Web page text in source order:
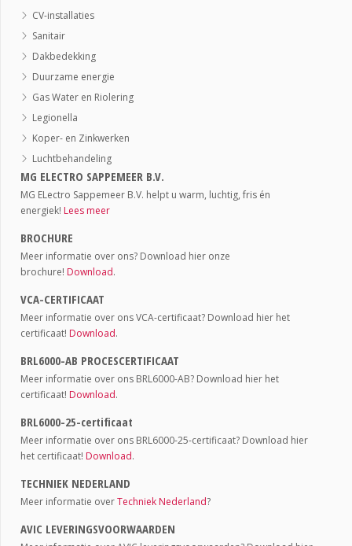
CV-installaties
Sanitair
Dakbedekking
Duurzame energie
Gas Water en Riolering
Legionella
Koper- en Zinkwerken
Luchtbehandeling
MG ELECTRO SAPPEMEER B.V.
MG ELectro Sappemeer B.V. helpt u warm, luchtig, fris én
energiek! Lees meer
BROCHURE
Meer informatie over ons? Download hier onze
brochure! Download.
VCA-CERTIFICAAT
Meer informatie over ons VCA-certificaat? Download hier het
certificaat! Download.
BRL6000-AB PROCESCERTIFICAAT
Meer informatie over ons BRL6000-AB? Download hier het
certificaat! Download.
BRL6000-25-certificaat
Meer informatie over ons BRL6000-25-certificaat? Download hier
het certificaat! Download.
TECHNIEK NEDERLAND
Meer informatie overTechniek Nederland?
AVIC LEVERINGSVOORWAARDEN